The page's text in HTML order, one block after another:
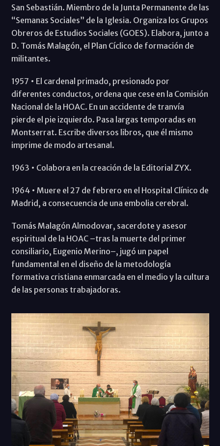
San Sebastián. Miembro de la Junta Permanente de las
“Semanas Sociales” de la Iglesia. Organiza los Grupos
Obreros de Estudios Sociales (GOES). Elabora, junto a
D. Tomás Malagón, el Plan Cíclico de formación de
militantes.
1957 • El cardenal primado, presionado por
diferentes conductos, ordena que cese en la Comisión
Nacional de la HOAC. En un accidente de tranvía
pierde el pie izquierdo. Pasa largas temporadas en
Montserrat. Escribe diversos libros, que él mismo
imprime de modo artesanal.
1963 • Colabora en la creación de la Editorial ZYX.
1964 • Muere el 27 de febrero en el Hospital Clínico de
Madrid, a consecuencia de una embolia cerebral.
Tomás Malagón Almodovar, sacerdote y asesor
espiritual de la HOAC –tras la muerte del primer
consiliario, Eugenio Merino–, jugó un papel
fundamental en el diseño de la metodología
formativa cristiana enmarcada en el medio y la cultura
de las personas trabajadoras.